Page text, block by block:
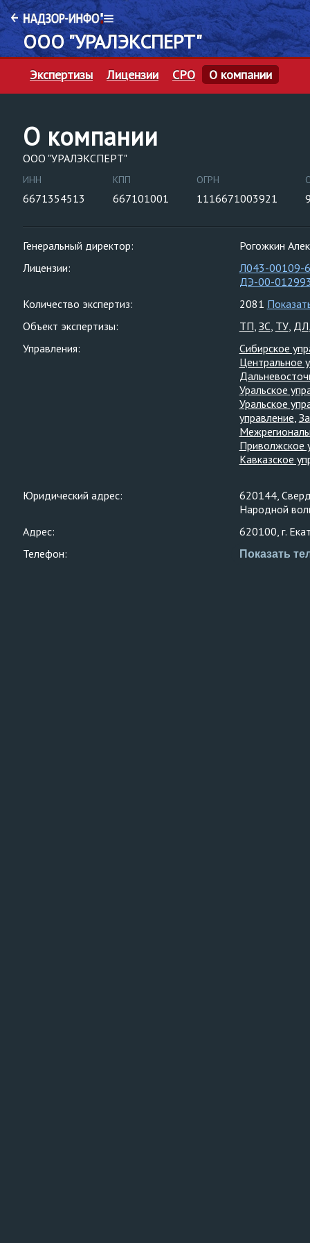
ООО "УРАЛЭКСПЕРТ"
Экспертизы Лицензии СРО О компании
О компании
ООО "УРАЛЭКСПЕРТ"
ИНН
6671354513
КПП
667101001
ОГРН
1116671003921
Генеральный директор:
Рогожкин
Лицензии:
Л043-00109-
ДЭ-00-
Количество экспертиз:
2081
Объект экспертизы:
ТП ЗС ТУ ДЛ
Управления:
Сибирское
Центральное
Уральское
Уральское
управление
Приволжское
Кавказское
Юридический адрес:
620144,
Народной
Адрес:
620100, г.
Телефон:
Показать